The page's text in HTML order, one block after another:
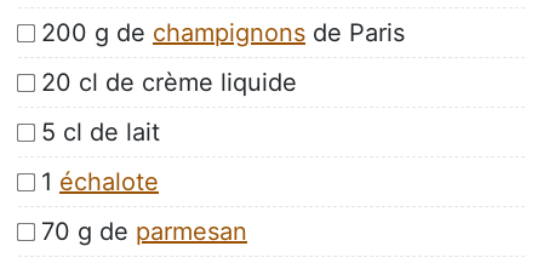
200 g de champignons de Paris
20 cl de crème liquide
5 cl de lait
1 échalote
70 g de parmesan